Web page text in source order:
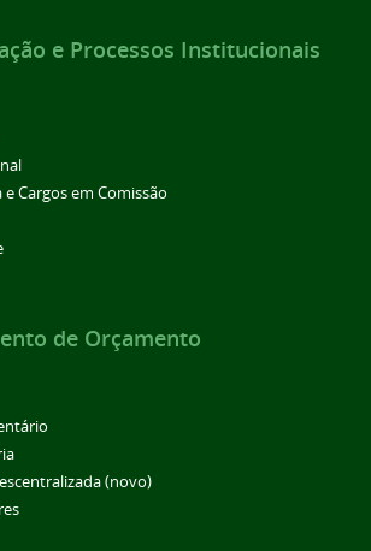
e Processos Institucionais
Cargos em Comissão
de Orçamento
(novo)